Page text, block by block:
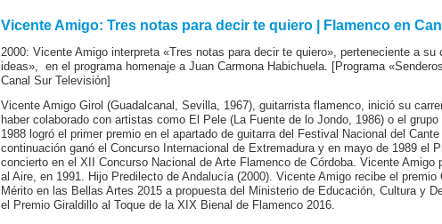
Vicente Amigo: Tres notas para decir te quiero | Flamenco en
2000: Vicente Amigo interpreta «Tres notas para decir te quiero», perteneciente a su
ideas», en el programa homenaje a Juan Carmona Habichuela. [Programa
Canal Sur Televisión]
Vicente Amigo Girol (Guadalcanal, Sevilla, 1967), guitarrista flamenco, inició su
haber colaborado con artistas como El Pele (La Fuente de lo Jondo, 1986) o el
1988 logró el primer premio en el apartado de guitarra del Festival Nacional del
continuación ganó el Concurso Internacional de Extremadura y en mayo de 1989 el
concierto en el XII Concurso Nacional de Arte Flamenco de Córdoba. Vicente
al Aire, en 1991. Hijo Predilecto de Andalucía (2000). Vicente Amigo recibe el premio
Mérito en las Bellas Artes 2015 a propuesta del Ministerio de Educación, Cultura y
el Premio Giraldillo al Toque de la XIX Bienal de Flamenco 2016.